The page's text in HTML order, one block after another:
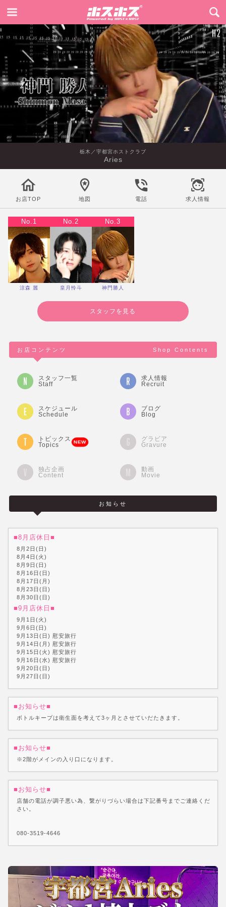
栃木／宇都宮ホストクラブ
Aries
お店TOP 地図 電話 求人情報
No.1
涼森 麗
No.2
皇月怜斗
No.3
神門勝人
スタッフを見る
Shop Contents
お店コンテンツ
スタッフ一覧
Staff
求人情報
Recruit
スケジュール
Schedule
ブログ
Blog
トピックス NEW
Topics
グラビア
Gravure
独占企画
Content
動画
Movie
お知らせ
■8月店休日■
8月2日(日)
8月4日(火)
8月9日(日)
8月16日(日)
8月17日(月)
8月23日(日)
8月30日(日)
■9月店休日■
9月1日(火)
9月6日(日)
9月13日(日) 慰安旅行
9月14日(月) 慰安旅行
9月15日(火) 慰安旅行
9月16日(水) 慰安旅行
9月20日(日)
9月27日(日)
■お知らせ■
ボトルキープは衛生面を考えて3ヶ月とさせていだたきます。
■お知らせ■
※2階がメインの入り口になります。
■お知らせ■
店舗の電話が調子悪い為、繋がりづらい場合は下記番号までご連絡くだ
さい。
080-3519-4646